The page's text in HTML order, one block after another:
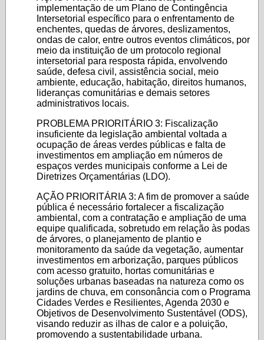
implementação de um Plano de Contingência
Intersetorial específico para o enfrentamento de
enchentes, quedas de árvores, deslizamentos,
ondas de calor, entre outros eventos climáticos, por
meio da instituição de um protocolo regional
intersetorial para resposta rápida, envolvendo
saúde, defesa civil, assistência social, meio
ambiente, educação, habitação, direitos humanos,
lideranças comunitárias e demais setores
administrativos locais.
PROBLEMA PRIORITÁRIO 3: Fiscalização
insuficiente da legislação ambiental voltada a
ocupação de áreas verdes públicas e falta de
investimentos em ampliação em números de
espaços verdes municipais conforme a Lei de
Diretrizes Orçamentárias (LDO).
AÇÃO PRIORITÁRIA 3: A fim de promover a saúde
pública é necessário fortalecer a fiscalização
ambiental, com a contratação e ampliação de uma
equipe qualificada, sobretudo em relação às podas
de árvores, o planejamento de plantio e
monitoramento da saúde da vegetação, aumentar
investimentos em arborização, parques públicos
com acesso gratuito, hortas comunitárias e
soluções urbanas baseadas na natureza como os
jardins de chuva, em consonância com o Programa
Cidades Verdes e Resilientes, Agenda 2030 e
Objetivos de Desenvolvimento Sustentável (ODS),
visando reduzir as ilhas de calor e a poluição,
promovendo a sustentabilidade urbana.